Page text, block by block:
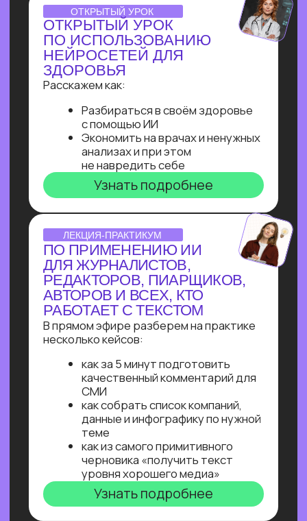
ОNLINE-ПРАКТИКУМ
ПО ЧАТ-БОТАМ
Узнай, как с нуля начать зарабатывать
на чат-ботах и уже через пару месяцев
и выйти на 100 т.р. за проект, создавая
востребованные решения для бизнеса
Узнайте, как освоить классическое
программирование и востребованные
методы разработкив 2−4 раза быстрее
с помощью нейросетей и no-соde
инструментов!
— Узнайте, как с нуля начать
зарабатывать на чат-ботах и уже через
пару месяцев и выйти на 100 т.р.
за проект, создавая востребованные
решения для бизнеса
Нейросети 28
IT-профессии 16
Для детей 8
Естественный интеллект 1
Высшее образование 2
Промпт-инжиниринг
Чат-боты
Вайб-кодинг